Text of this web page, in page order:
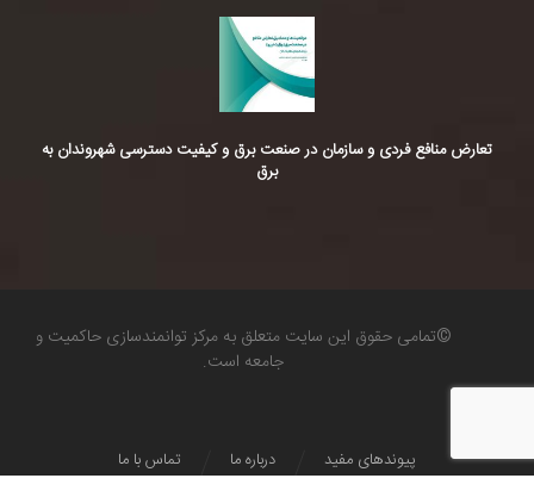
تعارض منافع فردی و سازمان در صنعت برق و کیفیت دسترسی شهروندان به
برق
©تمامی حقوق این سایت متعلق به مرکز توانمندسازی حاکمیت و
جامعه است.
تماس با ما درباره ما پیوندهای مفید